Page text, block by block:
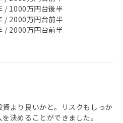
/ 1000万円台後半
/ 2000万円台前半
/ 2000万円台前半
より良いかと。リスクもしっか
決めることができました。